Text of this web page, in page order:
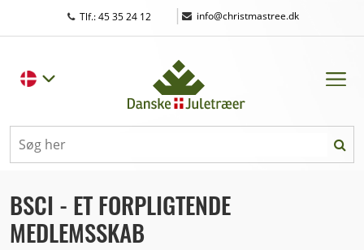
Tlf.: 45 35 24 12 | info@christmastree.dk
BSCI - ET FORPLIGTENDE
MEDLEMSSKAB